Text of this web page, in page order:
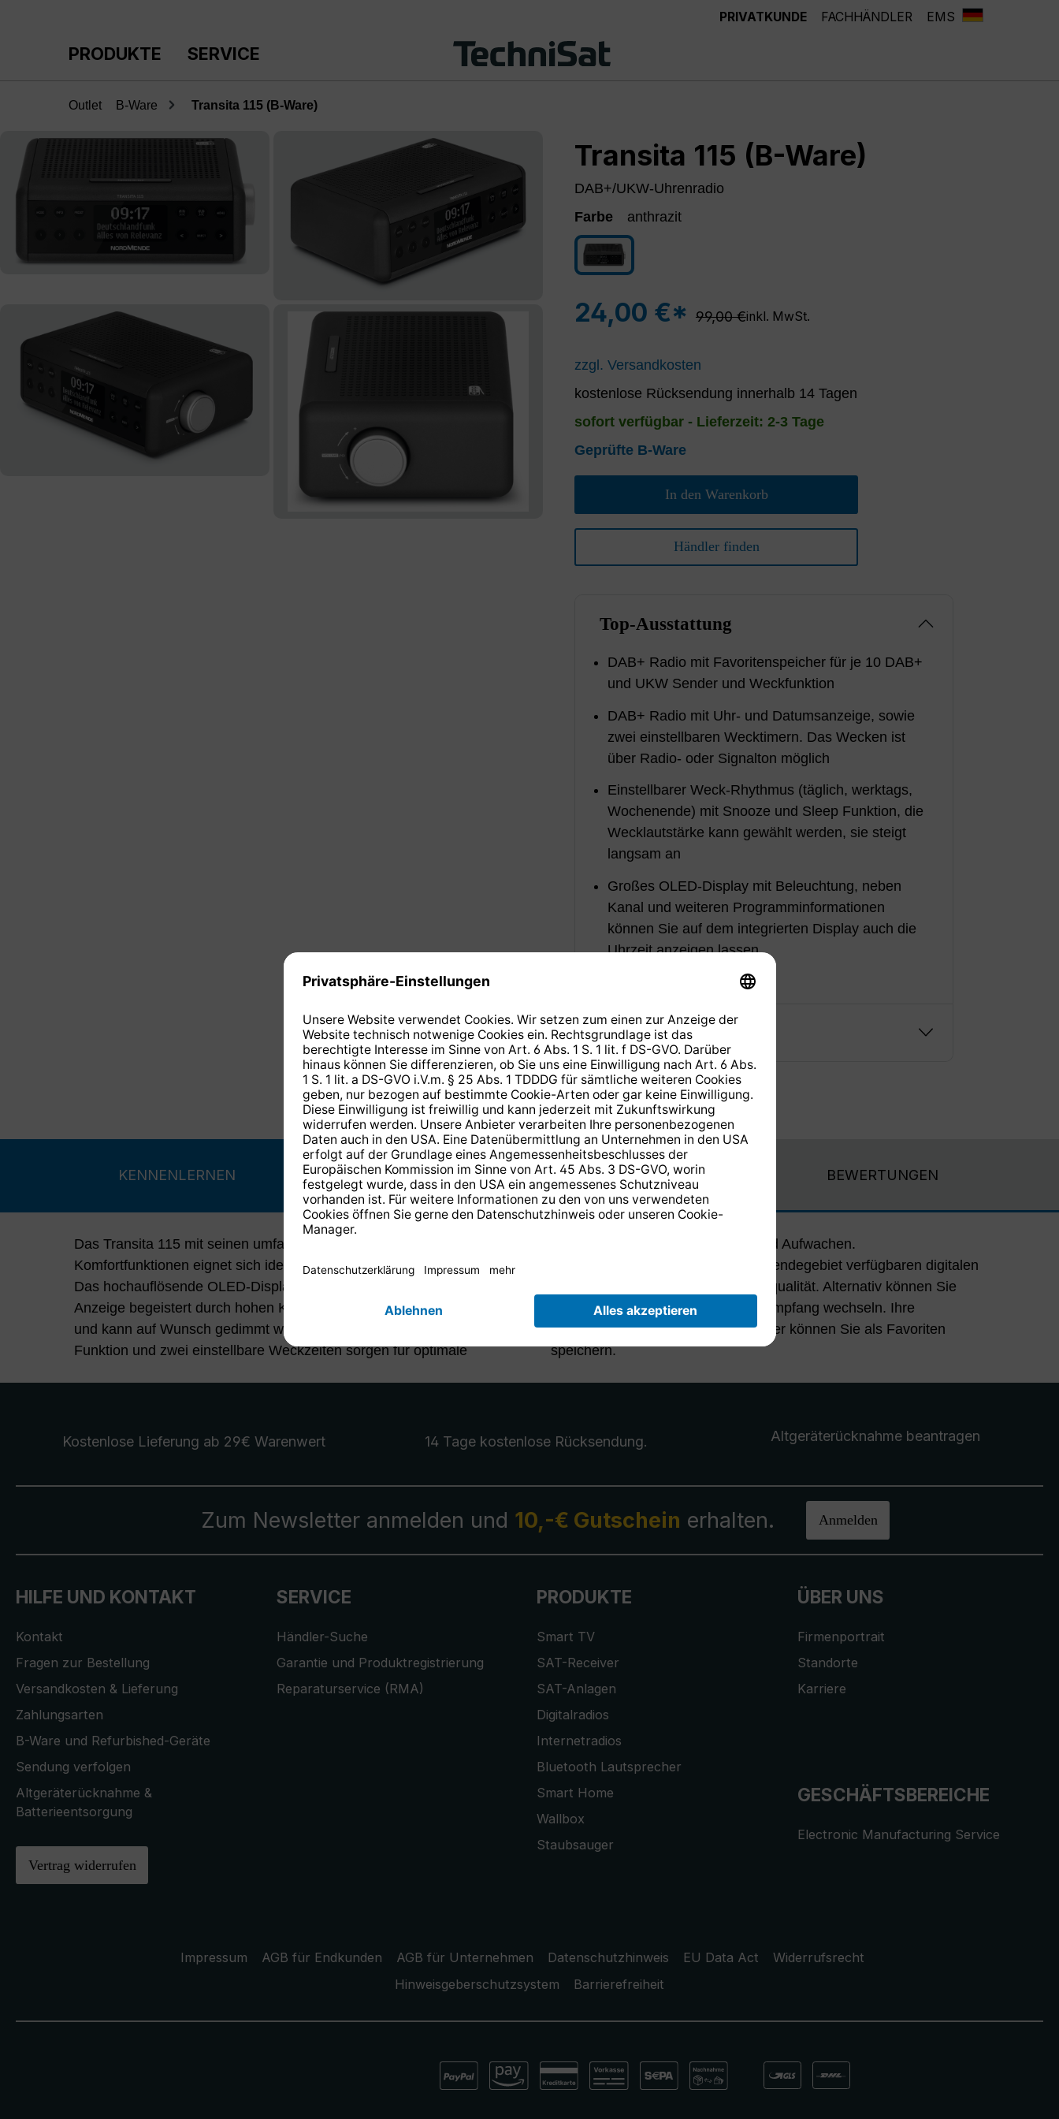
PRIVATKUNDE FACHHÄNDLER EMS
PRODUKTE SERVICE
Outlet B-Ware Transita 115 (B-Ware)
Bildergalerie überspringen Transita 115 (B-Ware)
DAB+/UKW-Uhrenradio
Farbe
anthrazit
anthrazit
24,00 €* Regulärer Preis:
99,00 €inkl. MwSt.
zzgl. Versandkosten
kostenlose Rücksendung innerhalb 14 Tagen
sofort verfügbar - Lieferzeit: 2-3 Tage
Geprüfte B-Ware
In den Warenkorb
Händler finden
Top-Ausstattung
DAB+ Radio mit Favoritenspeicher für je 10 DAB+
und UKW Sender und Weckfunktion
DAB+ Radio mit Uhr- und Datumsanzeige, sowie
zwei einstellbaren Wecktimern. Das Wecken ist
über Radio- oder Signalton möglich
Einstellbarer Weck-Rhythmus (täglich, werktags,
Wochenende) mit Snooze und Sleep Funktion, die
Wecklautstärke kann gewählt werden, sie steigt
langsam an
Großes OLED-Display mit Beleuchtung, neben
Kanal und weiteren Programminformationen
können Sie auf dem integrierten Display auch die
Uhrzeit anzeigen lassen
Lieferumfang
KENNENLERNEN TECHNISCHE DATEN & DOWNLOADS BEWERTUNGEN
Das Transita 115 mit seinen umfangreichen Weck- und
Komfortfunktionen eignet sich ideal als Uhrenradio im Schlafzimmer.
Das hochauflösende OLED-Display mit großer Uhrzeit- und Info-
Anzeige begeistert durch hohen Kontrast und sehr gute Lesbarkeit
und kann auf Wunsch gedimmt werden. Sleeptimer, Snooze-
Funktion und zwei einstellbare Weckzeiten sorgen für optimale
Unterstützung beim Einschlafen und Aufwachen.
Via DAB+ hören Sie alle in Ihrem Sendegebiet verfügbaren digitalen
Radiosender in erstklassiger Klangqualität. Alternativ können Sie
beim Transita 115 auch auf UKW-Empfang wechseln. Ihre
bevorzugten DAB+ und UKW-Sender können Sie als Favoriten
speichern.
Kostenlose Lieferung ab 29€ Warenwert 14 Tage kostenlose Rücksendung. Altgeräterücknahme beantragen
Zum Newsletter anmelden und 10,-€ Gutschein erhalten. Anmelden
HILFE UND KONTAKT
Kontakt
Fragen zur Bestellung
Versandkosten & Lieferung
Zahlungsarten
B-Ware und Refurbished-Geräte
Sendung verfolgen
Altgeräterücknahme &
Batterieentsorgung
Vertrag widerrufen
SERVICE
Händler-Suche
Garantie und Produktregistrierung
Reparaturservice (RMA)
PRODUKTE
Smart TV
SAT-Receiver
SAT-Anlagen
Digitalradios
Internetradios
Bluetooth Lautsprecher
Smart Home
Wallbox
Staubsauger
ÜBER UNS
Firmenportrait
Standorte
Karriere
GESCHÄFTSBEREICHE
Electronic Manufacturing Service
Impressum AGB für Endkunden AGB für Unternehmen Datenschutzhinweis EU Data Act
Widerrufsrecht
Hinweisgeberschutzsystem
Barrierefreiheit